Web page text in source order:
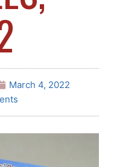
March 4, 2022